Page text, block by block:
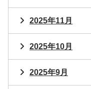
2025年11月
2025年10月
2025年9月